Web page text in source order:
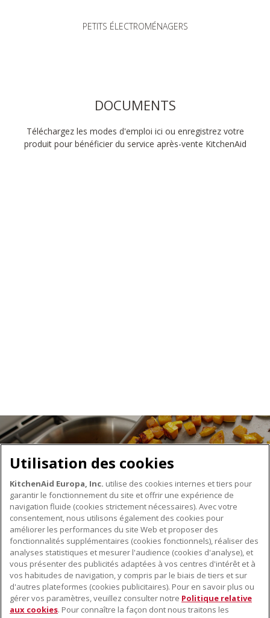
PETITS ÉLECTROMÉNAGERS
DOCUMENTS
Téléchargez les modes d'emploi ici ou enregistrez votre
produit pour bénéficier du service après-vente KitchenAid
À PROPOS DE KITCHENAID
À propos de KitchenAid
Histoire de la marque
Communiqués de presse
NOS PRODUITS
Petits électroménagers
SERVICE CLIENT
Utilisation des cookies
KitchenAid Europa, Inc. utilise des cookies internes et tiers pour
garantir le fonctionnement du site et offrir une expérience de
navigation fluide (cookies strictement nécessaires). Avec votre
consentement, nous utilisons également des cookies pour
améliorer les performances du site Web et proposer des
fonctionnalités supplémentaires (cookies fonctionnels), réaliser des
analyses statistiques et mesurer l'audience (cookies d'analyse), et
vous présenter des publicités adaptées à vos centres d'intérêt et à
vos habitudes de navigation, y compris par le biais de tiers et sur
d'autres plateformes (cookies publicitaires). Pour en savoir plus ou
gérer vos paramètres, veuillez consulter notre Politique relative
aux cookies. Pour connaître la façon dont nous traitons les